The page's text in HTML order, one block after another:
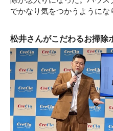
でかなり気をつかうようにな
松井さんがこだわるお掃除